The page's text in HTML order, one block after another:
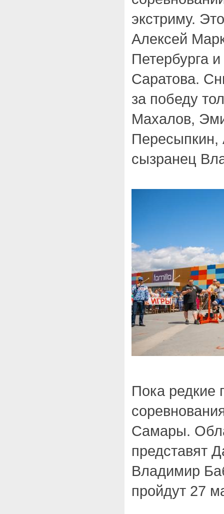
экстриму.
Алексей
Петербурга
Саратова.
за победу
Махалов,
Пересыпкин,
сызранец
Пока редкие
Самары.
представят
Владимир
пройдут 27